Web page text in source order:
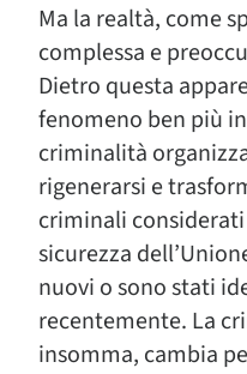
Ma la realtà, come
complessa e
Dietro questa
fenomeno ben più
criminalità
rigenerarsi e
criminali
sicurezza
nuovi o sono stati
recentemente. La
insomma, cambia